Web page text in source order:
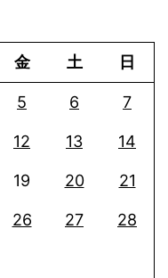
金 土 日
5 6 7
12 13 14
19 20 21
26 27 28